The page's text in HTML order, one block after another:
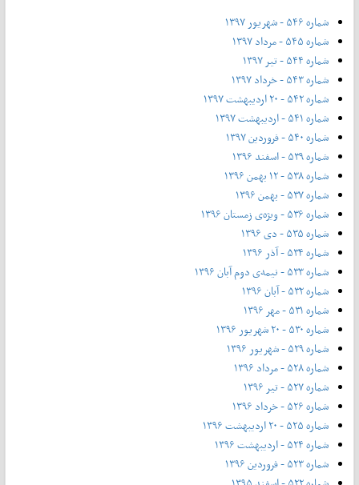
شماره ۵۴۶ - شهریور ۱۳۹۷
شماره ۵۴۵ - مرداد ۱۳۹۷
شماره ۵۴۴ - تیر ۱۳۹۷
شماره ۵۴۳ - خرداد ۱۳۹۷
شماره ۵۴۲ - ۲۰ اردیبهشت ۱۳۹۷
شماره ۵۴۱ - اردیبهشت ۱۳۹۷
شماره ۵۴۰ - فروردین ۱۳۹۷
شماره ۵۳۹ - اسفند ۱۳۹۶
شماره ۵۳۸ - ۱۲ بهمن ۱۳۹۶
شماره ۵۳۷ - بهمن ۱۳۹۶
شماره ۵۳۶ - ویژه‌ی زمستان ۱۳۹۶
شماره ۵۳۵ - دی ۱۳۹۶
شماره ۵۳۴ - آذر ۱۳۹۶
شماره ۵۳۳ - نیمه‌ی دوم آبان ۱۳۹۶
شماره ۵۳۲ - آبان ۱۳۹۶
شماره ۵۳۱ - مهر ۱۳۹۶
شماره ۵۳۰ - ۲۰ شهریور ۱۳۹۶
شماره ۵۲۹ - شهریور ۱۳۹۶
شماره ۵۲۸ - مرداد ۱۳۹۶
شماره ۵۲۷ - تیر ۱۳۹۶
شماره ۵۲۶ - خرداد ۱۳۹۶
شماره ۵۲۵ - ۲۰ اردیبهشت ۱۳۹۶
شماره ۵۲۴ - اردیبهشت ۱۳۹۶
شماره ۵۲۳ - فروردین ۱۳۹۶